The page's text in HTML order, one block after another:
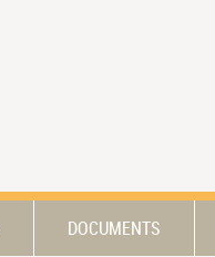
DOCUMENTS